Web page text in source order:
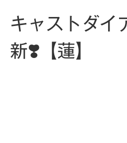
キャストダイ
新❣️【蓮】